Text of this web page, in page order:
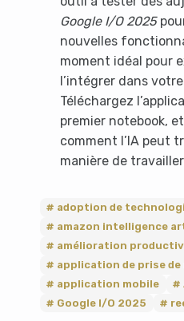
Google I/O 2025
nouvelles
moment idéal pour
l’intégrer dans
Téléchargez
premier notebook,
comment l’IA peut
manière de
adoption de
amazon intelligence
amélioration
application de prise de
application mobile
Google I/O 2025